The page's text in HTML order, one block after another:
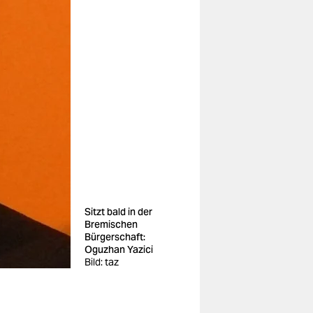
Sitzt bald in der
Bremischen
Bürgerschaft:
Oguzhan Yazici
Bild: taz